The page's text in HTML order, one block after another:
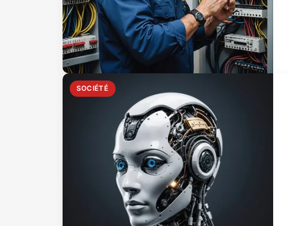
SOCIÉTÉ